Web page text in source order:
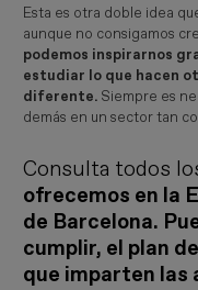
Esta es otra doble idea
aunque no consigamos
podemos inspirarnos
estudiar lo que hacen
diferente. Siempre es
demás en un sector tan
Consulta todos
ofrecemos en la
de Barcelona.
cumplir, el plan
que imparten las